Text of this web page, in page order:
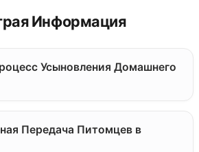
ответственную и
продажу кошек.
Информация
Усыновления Домашнего
Передача Питомцев в